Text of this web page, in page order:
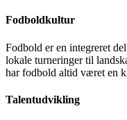
Fodboldkultur
Fodbold er en integreret
lokale turneringer til
har fodbold altid været en
Talentudvikling